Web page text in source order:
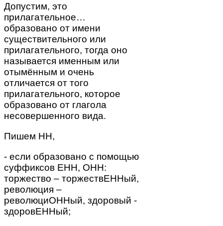
Допустим, это
прилагательное…
образовано от имени
существительного или
прилагательного, тогда оно
называется именным или
отымённым и очень
отличается от того
прилагательного, которое
образовано от глагола
несовершенного вида.
Пишем НН,
- если образовано с помощью
суффиксов ЕНН, ОНН:
торжество – торжествЕННый,
революция –
революциОННый, здоровый -
здоровЕННый;